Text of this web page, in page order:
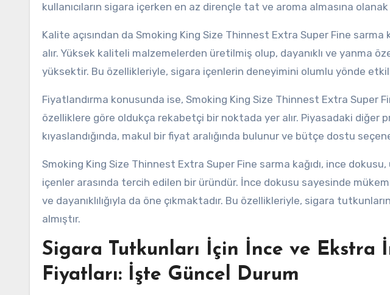
kullanıcıların sigara içerken en az dirençle tat ve aroma almasına olanak
Kalite açısından da Smoking King Size Thinnest Extra Super Fine sarma
alır. Yüksek kaliteli malzemelerden üretilmiş olup, dayanıklı ve yanma
yüksektir. Bu özellikleriyle, sigara içenlerin deneyimini olumlu yönde
Fiyatlandırma konusunda ise, Smoking King Size Thinnest Extra Super
özelliklere göre oldukça rekabetçi bir noktada yer alır. Piyasadaki diğer
kıyaslandığında, makul bir fiyat aralığında bulunur ve bütçe dostu
Smoking King Size Thinnest Extra Super Fine sarma kağıdı, ince
içenler arasında tercih edilen bir üründür. İnce dokusu sayesinde
ve dayanıklılığıyla da öne çıkmaktadır. Bu özellikleriyle, sigara
almıştır.
Sigara Tutkunları İçin İnce ve Ekstra
Fiyatları: İşte Güncel Durum